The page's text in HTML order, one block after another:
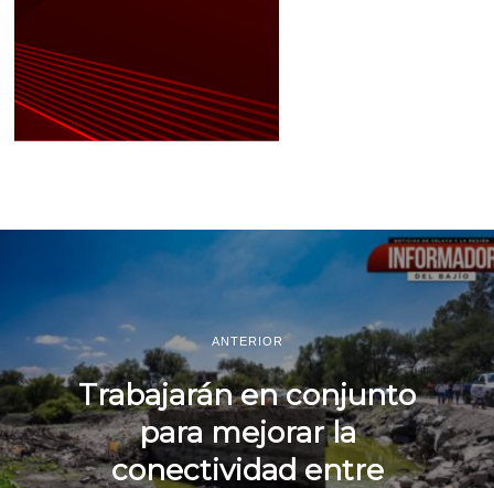
ANTERIOR
Trabajarán en conjunto
para mejorar la
conectividad entre